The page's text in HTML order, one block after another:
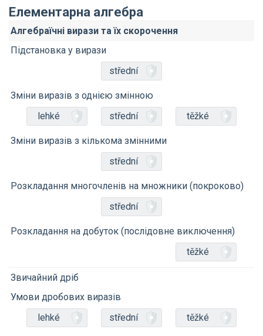
Елементарна алгебра
Алгебраїчні вирази та їх скорочення
Підстановка у вирази
střední
Зміни виразів з однією змінною
lehké
střední těžké
Зміни виразів з кількома змінними
střední
Розкладання многочленів на множники (покроково)
střední
Розкладання на добуток (послідовне виключення)
těžké
Звичайний дріб
Умови дробових виразів
lehké
střední těžké